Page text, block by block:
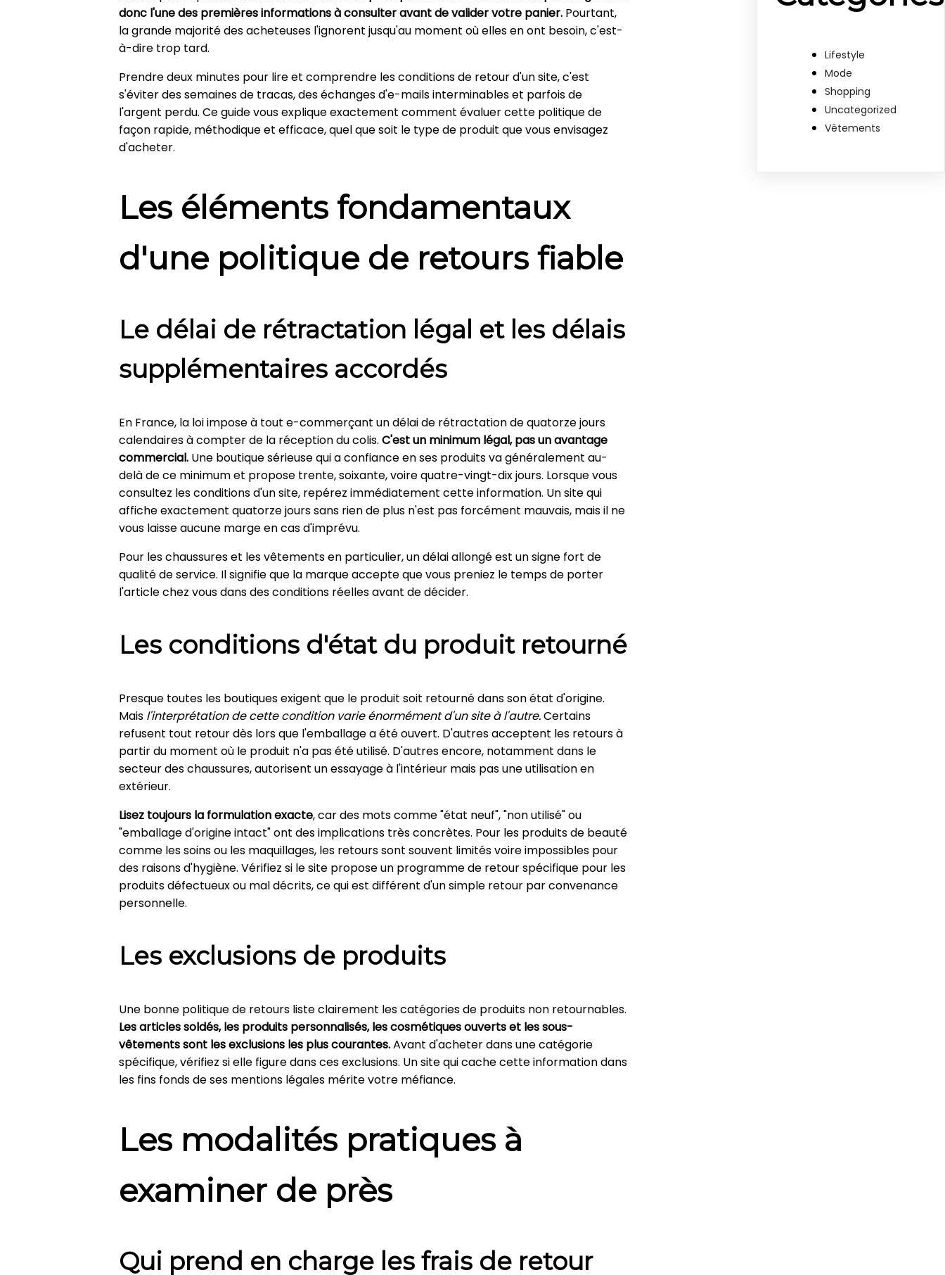
donc l'une des premières informations à consulter avant de valider votre panier. Pourtant,
la grande majorité des acheteuses l'ignorent jusqu'au moment où elles en ont besoin, c'est-
à-dire trop tard.
Prendre deux minutes pour lire et comprendre les conditions de retour d'un site, c'est
s'éviter des semaines de tracas, des échanges d'e-mails interminables et parfois de
l'argent perdu. Ce guide vous explique exactement comment évaluer cette politique de
façon rapide, méthodique et efficace, quel que soit le type de produit que vous envisagez
d'acheter.
Les éléments fondamentaux
d'une politique de retours fiable
Le délai de rétractation légal et les délais
supplémentaires accordés
En France, la loi impose à tout e-commerçant un délai de rétractation de quatorze jours
calendaires à compter de la réception du colis.C'est un minimum légal, pas un avantage
commercial. Une boutique sérieuse qui a confiance en ses produits va généralement au-
delà de ce minimum et propose trente, soixante, voire quatre-vingt-dix jours. Lorsque vous
consultez les conditions d'un site, repérez immédiatement cette information. Un site qui
affiche exactement quatorze jours sans rien de plus n'est pas forcément mauvais, mais il ne
vous laisse aucune marge en cas d'imprévu.
Pour les chaussures et les vêtements en particulier, un délai allongé est un signe fort de
qualité de service. Il signifie que la marque accepte que vous preniez le temps de porter
l'article chez vous dans des conditions réelles avant de décider.
Les conditions d'état du produit retourné
Presque toutes les boutiques exigent que le produit soit retourné dans son état d'origine.
Mais l'interprétation de cette condition varie énormément d'un site à l'autre.Certains
refusent tout retour dès lors que l'emballage a été ouvert. D'autres acceptent les retours à
partir du moment où le produit n'a pas été utilisé. D'autres encore, notamment dans le
secteur des chaussures, autorisent un essayage à l'intérieur mais pas une utilisation en
extérieur.
Lisez toujours la formulation exacte, car des mots comme "état neuf", "non utilisé" ou
"emballage d'origine intact" ont des implications très concrètes. Pour les produits de beauté
comme les soins ou les maquillages, les retours sont souvent limités voire impossibles pour
des raisons d'hygiène. Vérifiez si le site propose un programme de retour spécifique pour les
produits défectueux ou mal décrits, ce qui est différent d'un simple retour par convenance
personnelle.
Les exclusions de produits
Une bonne politique de retours liste clairement les catégories de produits non retournables.
Les articles soldés, les produits personnalisés, les cosmétiques ouverts et les sous-
vêtements sont les exclusions les plus courantes.Avant d'acheter dans une catégorie
spécifique, vérifiez si elle figure dans ces exclusions. Un site qui cache cette information dans
les fins fonds de ses mentions légales mérite votre méfiance.
Les modalités pratiques à
examiner de près
Qui prend en charge les frais de retour
Lifestyle
Mode
Shopping
Uncategorized
Vêtements